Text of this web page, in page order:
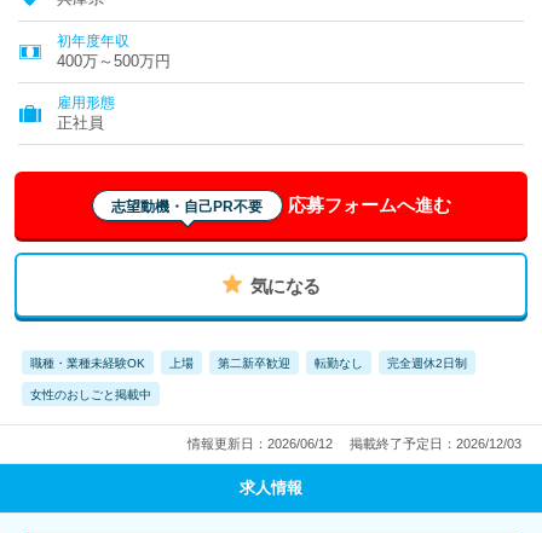
初年度年収
400万～500万円
雇用形態
正社員
志望動機・自己PR不要 応募フォームへ進む
気になる
職種・業種未経験OK 上場 第二新卒歓迎 転勤なし 完全週休2日制
女性のおしごと掲載中
情報更新日：2026/06/12 掲載終了予定日：2026/12/03
求人情報